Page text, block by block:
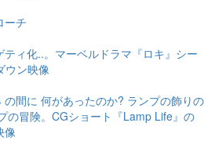
ーチ
ティ化..。マーベルドラマ『ロキ』シー
ウン映像
の間に 何があったのか? ランプの飾りの
の冒険。CGショート『Lamp Life』の
像